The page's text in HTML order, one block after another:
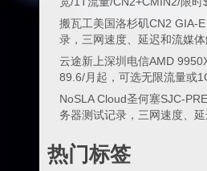
搬瓦工美国洛杉矶CN2 GIA-
录，三网速度、延迟和流媒
云途新上深圳电信AMD
89.6/月起，可选无限流量或
NoSLA Cloud圣何塞SJC-
务器测试记录，三网速度、
热门标签